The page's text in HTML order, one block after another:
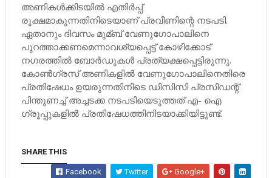
അണികള്‍ക്കിടയില്‍ എതിര്‍പ്പ്
രൂക്ഷമാകുന്നതിനിടെയാണ് പ്രവീണിന്റെ നടപടി.
ഏതാനും ദിവസം മുമ്ബ് വേണുഗോപാലിനെ
പുറത്താക്കണമെന്നാവശ്യപ്പെട്ട് കോഴിക്കോട്
നഗരത്തില്‍ ബോര്‍ഡുകള്‍ പ്രത്യക്ഷപ്പെട്ടിരുന്നു.
കോണ്‍ഗ്രസ് അണികളില്‍ വേണുഗോപാലിനെതിരെ
പ്രതിഷേധം ഉയരുന്നതിനിടെ ഡിസിസി പ്രസിഡന്റ്
പിന്തുണച്ച്‌ അച്ചടക്ക നടപടിയെടുത്തത് എ- ഐ
ഗ്രൂപ്പുകളില്‍ പ്രതിഷേധത്തിനിടയാക്കിയിട്ടുണ്ട്.
SHARE THIS
Facebook Twitter Google+